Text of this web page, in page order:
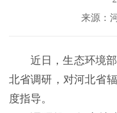
来源：
近日，生态环境
北省调研，对河北省
度指导。